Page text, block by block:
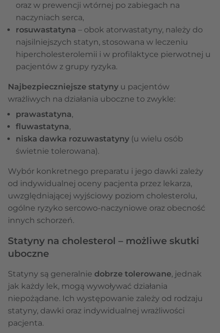
oraz w prewencji wtórnej po zabiegach na
naczyniach serca,
rosuwastatyna – obok atorwastatyny, należy do
najsilniejszych statyn, stosowana w leczeniu
hipercholesterolemii i w profilaktyce pierwotnej u
pacjentów z grupy ryzyka.
Najbezpieczniejsze statyny u pacjentów
wrażliwych na działania uboczne to zwykle:
prawastatyna,
fluwastatyna,
niska dawka rozuwastatyny (u wielu osób
świetnie tolerowana).
Wybór konkretnego preparatu i jego dawki zależy
od indywidualnej oceny pacjenta przez lekarza,
uwzględniającej wyjściowy poziom cholesterolu,
ogólne ryzyko sercowo-naczyniowe oraz obecność
innych schorzeń.
Statyny na cholesterol – możliwe skutki
uboczne
Statyny są generalnie dobrze tolerowane, jednak
jak każdy lek, mogą wywoływać działania
niepożądane. Ich występowanie zależy od rodzaju
statyny, dawki oraz indywidualnej wrażliwości
pacjenta.